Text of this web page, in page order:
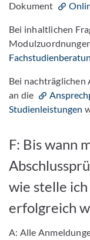
Dokument
Bei inhaltlichen
Bei nachträglichen
an die
Studienleistungen
F: Bis wann
wie stelle ich
erfolgreich
A: Alle